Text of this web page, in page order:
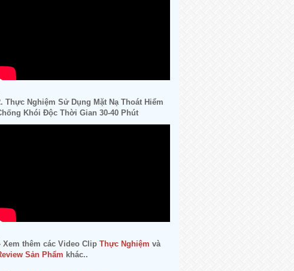
Thực Nghiệm Sử Dụng Mặt Nạ Thoát Hiểm
Khói Độc Thời Gian 30-40 Phút
Xem thêm các Video Clip Thực Nghiệm và
Sản Phẩm khác..